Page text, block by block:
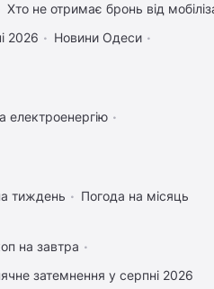
Хто не отримає бронь від
2026
Новини Одеси
електроенергію
тиждень Погода на місяць
на завтра
затемнення у серпні 2026